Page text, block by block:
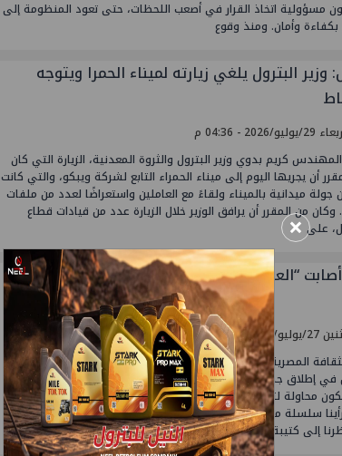
مسؤولية اتخاذ القرار في أصعب اللحظات، حتى تعود المنظومة إلى
بكفاءة وأمان. ومنذ وقوع
وزير البترول يلغي زيارته لميناء الحمرا ويتوجه
2026 - 04:36 م
كريم بدوي وزير البترول والثروة المعدنية، الزيارة التي كان
أن يجريها اليوم إلى ميناء الحمراء التابع لشركة ويبكو، والتي كانت
جولة ميدانية بالميناء ولقاءً مع العاملين واستعراضًا لعدد من ملفات
وكان من المقرر أن يرافق الوزير خلال الزيارة عدد من قيادات قطاع
على
“العين” كتيبة شباب وزارة البترول؟
2026 - 06:15 م
المصرية، عندما تتوالى المصاعب على مجموعة واحدة، لا يتردد
في إطلاق جملة واحدة: “أكيد في عين.” قد تكون مجرد عبارة شعبية،
محاولة لتفسير ما يصعب تفسيره، لكنها تعود إلى الأذهان بقوة
سلسلة متلاحقة من المتاعب تضرب فريقًا واحدًا في توقيت واحد.
إلى كتيبة الشباب
×